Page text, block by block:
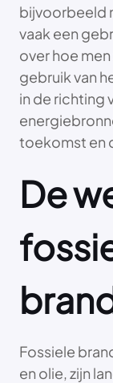
bijvoorbeeld
vaak een
over hoe
gebruik van
in de richting
toekomst en
De
Fossiele
en olie, zijn